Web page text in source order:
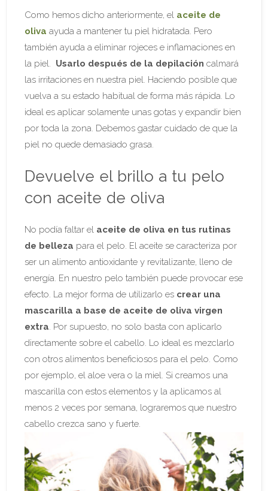
Como hemos dicho anteriormente, el aceite de
oliva ayuda a mantener tu piel hidratada. Pero
también ayuda a eliminar rojeces e inflamaciones en
la piel. Usarlo después de la depilación calmará
las irritaciones en nuestra piel. Haciendo posible que
vuelva a su estado habitual de forma más rápida. Lo
ideal es aplicar solamente unas gotas y expandir bien
por toda la zona. Debemos gastar cuidado de que la
piel no quede demasiado grasa.
Devuelve el brillo a tu pelo
con aceite de oliva
No podía faltar el aceite de oliva en tus rutinas
de belleza para el pelo. El aceite se caracteriza por
ser un alimento antioxidante y revitalizante, lleno de
energía. En nuestro pelo también puede provocar ese
efecto. La mejor forma de utilizarlo es crear una
mascarilla a base de aceite de oliva virgen
extra. Por supuesto, no solo basta con aplicarlo
directamente sobre el cabello. Lo ideal es mezclarlo
con otros alimentos beneficiosos para el pelo. Como
por ejemplo, el aloe vera o la miel. Si creamos una
mascarilla con estos elementos y la aplicamos al
menos 2 veces por semana, lograremos que nuestro
cabello crezca sano y fuerte.